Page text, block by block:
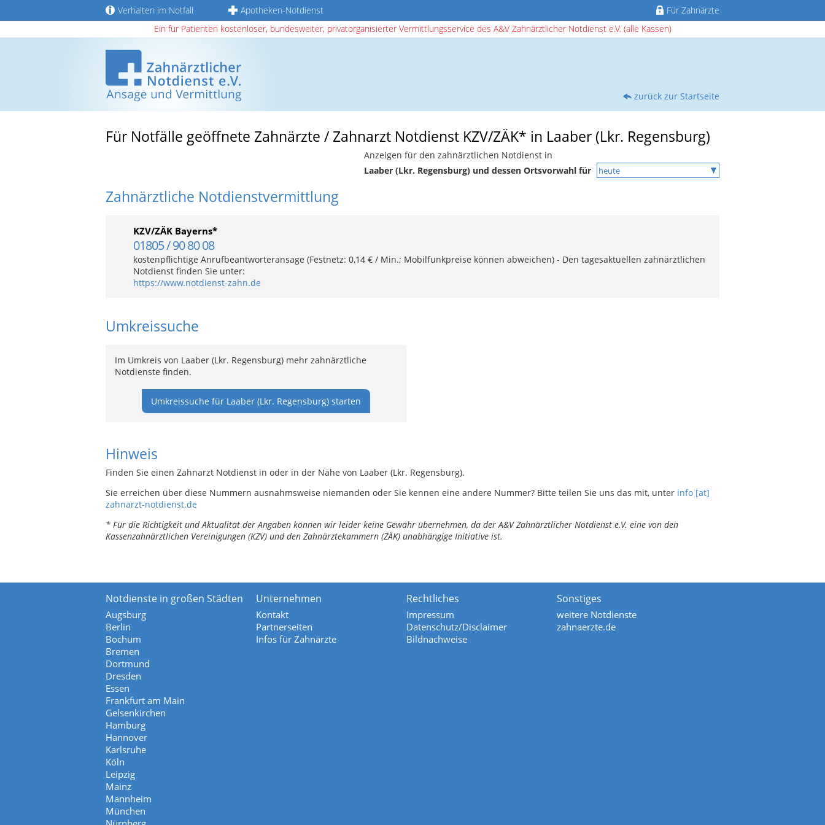
Verhalten im Notfall Apotheken-Notdienst
Für Zahnärzte
Ein für Patienten kostenloser, bundesweiter, privatorganisierter Vermittlungsservice des A&V Zahnärztlicher Notdienst e.V. (alle Kassen)
zurück zur Startseite
Für Notfälle geöffnete Zahnärzte / Zahnarzt Notdienst KZV/ZÄK* in Laaber (Lkr. Regensburg)
Anzeigen für den zahnärztlichen Notdienst in
Laaber (Lkr. Regensburg) und dessen Ortsvorwahl für
Zahnärztliche Notdienstvermittlung
KZV/ZÄK Bayerns*
01805 / 90 80 08
kostenpflichtige Anrufbeantworteransage (Festnetz: 0,14 € / Min.; Mobilfunkpreise können abweichen) - Den tagesaktuellen zahnärztlichen
Notdienst finden Sie unter:
https://www.notdienst-zahn.de
Umkreissuche
Im Umkreis von Laaber (Lkr. Regensburg) mehr zahnärztliche
Notdienste finden.
Umkreissuche für Laaber (Lkr. Regensburg) starten
Hinweis
Finden Sie einen Zahnarzt Notdienst in oder in der Nähe von Laaber (Lkr. Regensburg).
Sie erreichen über diese Nummern ausnahmsweise niemanden oder Sie kennen eine andere Nummer? Bitte teilen Sie uns das mit, unter info [at]
zahnarzt-notdienst.de
* Für die Richtigkeit und Aktualität der Angaben können wir leider keine Gewähr übernehmen, da der A&V Zahnärztlicher Notdienst e.V. eine von den
Kassenzahnärztlichen Vereinigungen (KZV) und den Zahnärztekammern (ZÄK) unabhängige Initiative ist.
Notdienste in großen Städten
Augsburg
Berlin
Bochum
Bremen
Dortmund
Dresden
Essen
Frankfurt am Main
Gelsenkirchen
Hamburg
Hannover
Karlsruhe
Köln
Leipzig
Mainz
Mannheim
München
Unternehmen
Kontakt
Partnerseiten
Infos für Zahnärzte
Rechtliches
Impressum
Datenschutz/Disclaimer
Bildnachweise
Sonstiges
weitere Notdienste
zahnaerzte.de